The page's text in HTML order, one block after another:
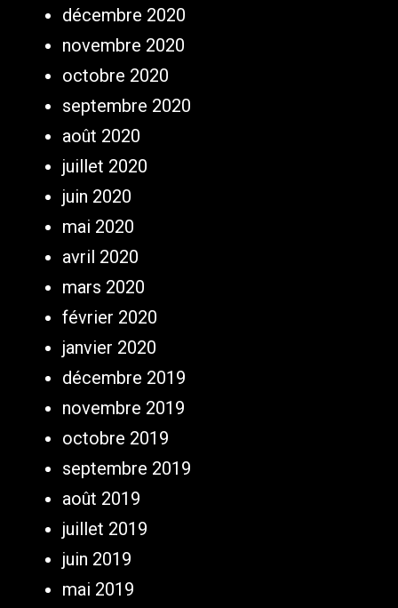
décembre 2020
novembre 2020
octobre 2020
septembre 2020
août 2020
juillet 2020
juin 2020
mai 2020
avril 2020
mars 2020
février 2020
janvier 2020
décembre 2019
novembre 2019
octobre 2019
septembre 2019
août 2019
juillet 2019
juin 2019
mai 2019